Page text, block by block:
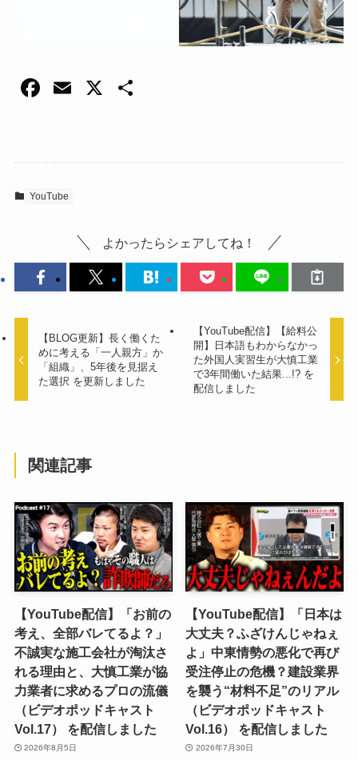
F
e
b
k
E
X
YouTube
よかったらシェアしてね！
【BLOG更新】長く働くた
めに考える「一人親方」か
「組織」、5年後を見据え
た選択 を更新しました
【YouTube配信】【給料公
開】日本語もわからなかっ
た外国人実習生が大慎工業
で3年間働いた結果...!? を
配信しました
関連記事
【YouTube配信】「お前の
考え、全部バレてるよ？」
不誠実な施工会社が淘汰さ
れる理由と、大慎工業が協
力業者に求めるプロの流儀
（ビデオポッドキャスト
Vol.17） を配信しました
2026年8月5日
【YouTube配信】「日本は
大丈夫？ふざけんじゃねぇ
よ」中東情勢の悪化で再び
受注停止の危機？建設業界
を襲う“材料不足”のリアル
（ビデオポッドキャスト
Vol.16） を配信しました
2026年7月30日